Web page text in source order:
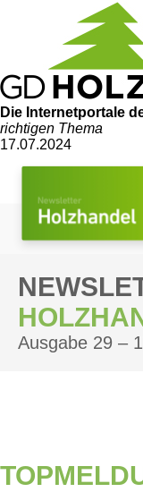
Die Internetportale
richtigen Thema
17.07.2024
Ausgabe 29 –